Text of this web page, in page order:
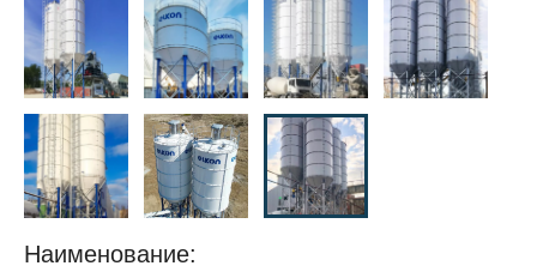
Наименование: